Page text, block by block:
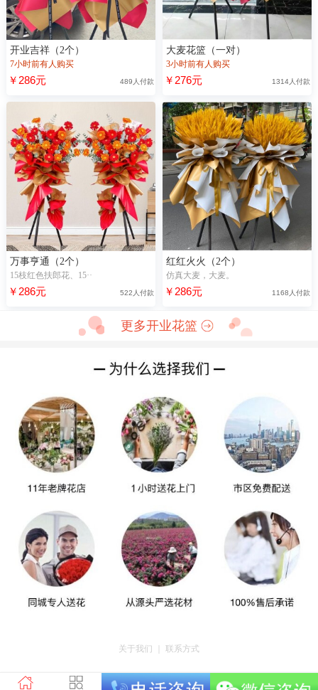
开业吉祥（2个）
7小时前有人购买
￥286元 489人付款
大麦花篮（一对）
3小时前有人购买
￥276元 1314人付款
万事亨通（2个）
15枝红色扶郎花、15··
￥286元 522人付款
红红火火（2个）
仿真大麦，大麦。
￥286元 1168人付款
更多开业花篮
关于我们 联系方式
版权所有：荣昌区昌州街道爱神鲜花店 地址：重庆市荣昌区昌州街道迎宾大道
南段3号35幢4-20 电话：tel023-46761716